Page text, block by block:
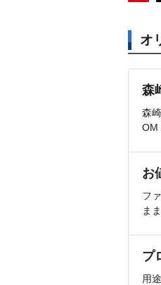
オ
森
森
OM
お
フ
ま
プ
用